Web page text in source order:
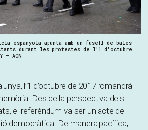
espanyola apunta amb un fusell de bales
durant les protestes de l'1 d'octubre
– ACN
l’1 d’octubre de 2017 romandrà
Des de la perspectiva dels
el referèndum va ser un acte de
democràtica. De manera pacífica,